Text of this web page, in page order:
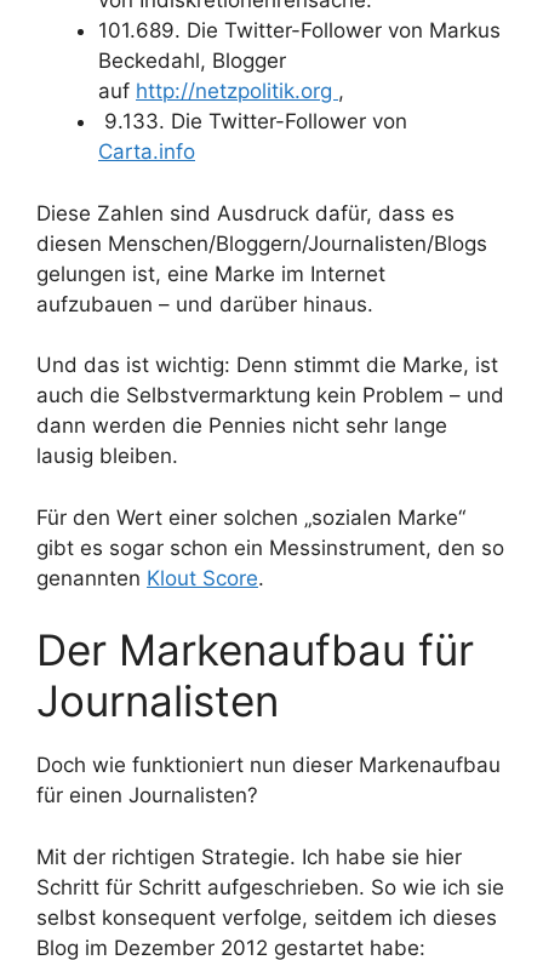
101.689. Die Twitter-Follower von Markus
Beckedahl, Blogger
auf http://netzpolitik.org ,
9.133. Die Twitter-Follower von
Carta.info
Diese Zahlen sind Ausdruck dafür, dass es
diesen Menschen/Bloggern/Journalisten/Blogs
gelungen ist, eine Marke im Internet
aufzubauen – und darüber hinaus.
Und das ist wichtig: Denn stimmt die Marke, ist
auch die Selbstvermarktung kein Problem – und
dann werden die Pennies nicht sehr lange
lausig bleiben.
Für den Wert einer solchen „sozialen Marke“
gibt es sogar schon ein Messinstrument, den so
genannten Klout Score.
Der Markenaufbau für
Journalisten
Doch wie funktioniert nun dieser Markenaufbau
für einen Journalisten?
Mit der richtigen Strategie. Ich habe sie hier
Schritt für Schritt aufgeschrieben. So wie ich sie
selbst konsequent verfolge, seitdem ich dieses
Blog im Dezember 2012 gestartet habe: